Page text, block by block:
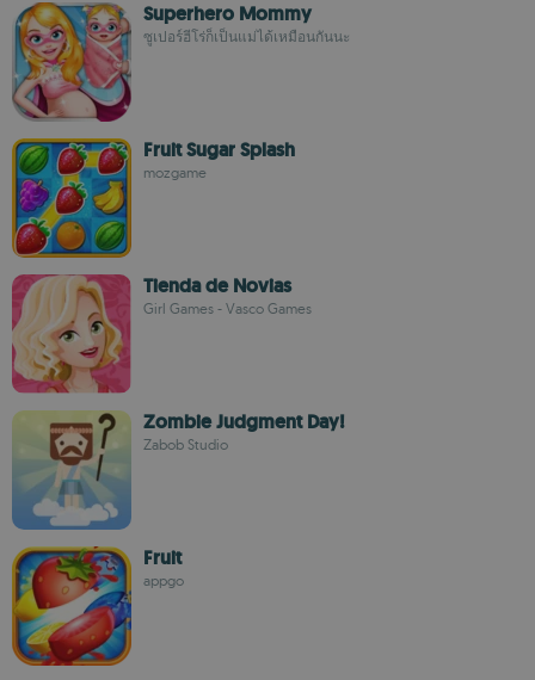
Superhero Mommy
ซูเปอร์ฮีโร่ก็เป็นแม่ได้เหมือนกันนะ
Fruit Sugar Splash
mozgame
Tienda de Novias
Girl Games - Vasco Games
Zombie Judgment Day!
Zabob Studio
Fruit
appgo